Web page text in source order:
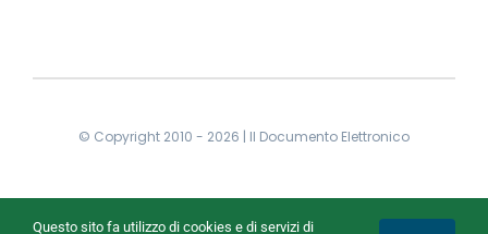
© Copyright 2010 - 2026 | Il Documento Elettronico
Questo sito fa utilizzo di cookies e di servizi di